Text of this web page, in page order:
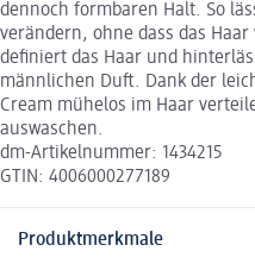
dennoch formbaren Halt. So
verändern, ohne dass das
definiert das Haar und
männlichen Duft. Dank der
Cream mühelos im Haar
auswaschen.
dm-Artikelnummer: 1434215
GTIN: 4006000277189
Produktmerkmale